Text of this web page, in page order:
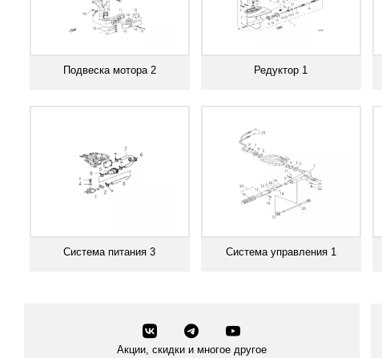
Подвеска мотора 2 Редуктор 1
Система питания 3 Система управления 1
Акции, скидки и многое другое